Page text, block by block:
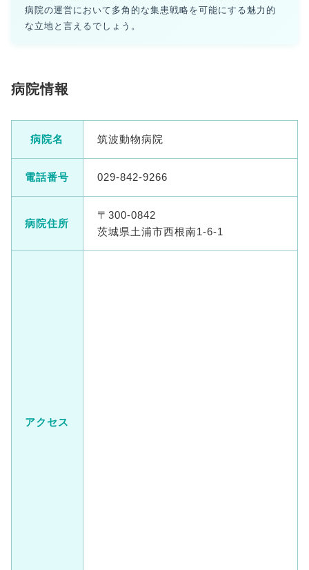
病院の運営において多角的な集患戦略を可能にする魅力的
な立地と言えるでしょう。
病院情報
病院名 筑波動物病院
電話番号 029-842-9266
病院住所
〒300-0842
茨城県土浦市西根南1-6-1
アクセス